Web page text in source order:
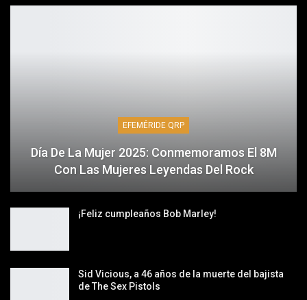
EFEMÉRIDE QRP
Día De La Mujer 2025: Conmemoramos El 8M
Con Las Mujeres Leyendas Del Rock
¡Feliz cumpleaños Bob Marley!
Sid Vicious, a 46 años de la muerte del bajista
de The Sex Pistols